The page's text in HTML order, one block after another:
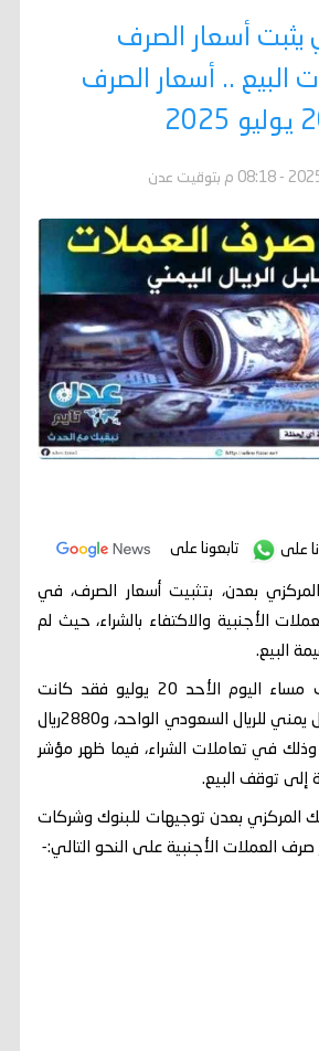
يثبت أسعار الصرف
البيع .. أسعار الصرف
على تابعونا على
بعدن، بتثبيت أسعار الصرف، في
الأجنبية والاكتفاء بالشراء، حيث لم
البيع.
وحسب اسعار الصرف مساء اليوم الأحد 20 يوليو فقد كانت
اسعار الصرف، 757ريال يمني للريال السعودي الواحد، و2880ريال
وذلك في تعاملات الشراء، فيما ظهر مؤشر
إلى توقف البيع.
المركزي بعدن توجيهات للبنوك وشركات
صرف العملات الأجنبية على النحو التالي:-